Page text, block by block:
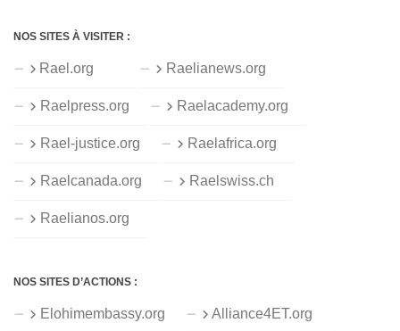
NOS SITES À VISITER :
Rael.org Raelianews.org
Raelpress.org Raelacademy.org
Rael-justice.org Raelafrica.org
Raelcanada.org Raelswiss.ch
Raelianos.org
NOS SITES D’ACTIONS :
Elohimembassy.org Alliance4ET.org